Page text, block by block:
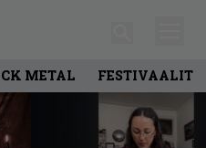
METAL FESTIVAALIT